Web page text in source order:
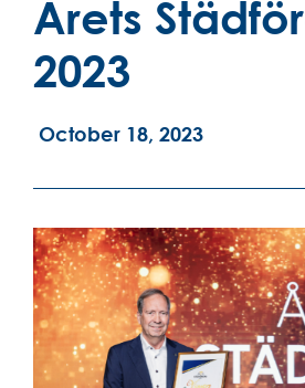
Årets
2023
October 18, 2023